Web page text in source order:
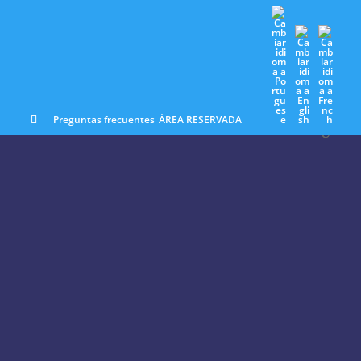
Preguntas frecuentes ÁREA RESERVADA